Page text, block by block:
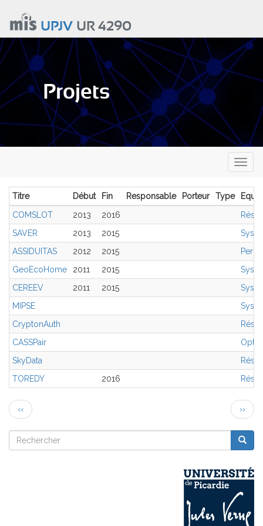
contenu
principal
UPJVUR 4290
Projets
Titre Début Fin Responsable Porteur Type
COMSLOT
2013 2016
SAVER
2013 2015
ASSIDUITAS
2012 2015
GeoEcoHome
2011 2015
CEREEV
2011 2015
MIPSE
CryptonAuth
CASSPair
SkyData
TOREDY
2016
Pagination
Page
précédente
‹‹
Page
››
Rechercher
Rechercher